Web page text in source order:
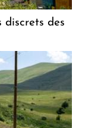
discrets des